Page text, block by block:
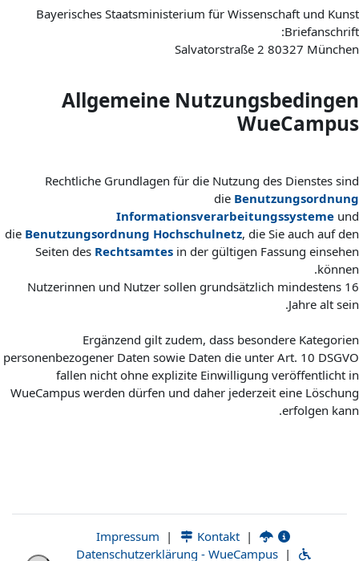
Bayerisches Staatsministerium für Wissenschaft und Kunst
Briefanschrift:
Salvatorstraße 2 80327 München
Allgemeine Nutzungsbedingen
WueCampus
Rechtliche Grundlagen für die Nutzung des Dienstes sind
die Benutzungsordnung
Informationsverarbeitungssysteme und
die Benutzungsordnung Hochschulnetz, die Sie auch auf den
Seiten des Rechtsamtes in der gültigen Fassung einsehen
können.
Nutzerinnen und Nutzer sollen grundsätzlich mindestens 16
Jahre alt sein.
Ergänzend gilt zudem, dass besondere Kategorien
personenbezogener Daten sowie Daten die unter Art. 10 DSGVO
fallen nicht ohne explizite Einwilligung veröffentlicht in
WueCampus werden dürfen und daher jederzeit eine Löschung
erfolgen kann.
| Kontakt |
Datenschutzerklärung - WueCampus |